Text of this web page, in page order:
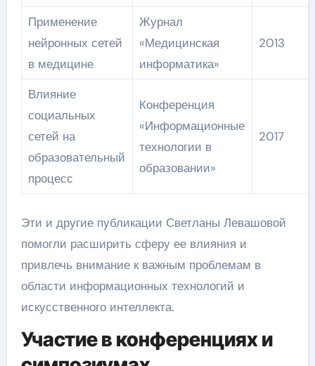
Применение
нейронных сетей
в медицине
Журнал
«Медицинская
информатика»
2013
Влияние
социальных
сетей на
образовательный
процесс
Конференция
«Информационные
технологии в
образовании»
2017
Эти и другие публикации Светланы Левашовой
помогли расширить сферу ее влияния и
привлечь внимание к важным проблемам в
области информационных технологий и
искусственного интеллекта.
Участие в конференциях и